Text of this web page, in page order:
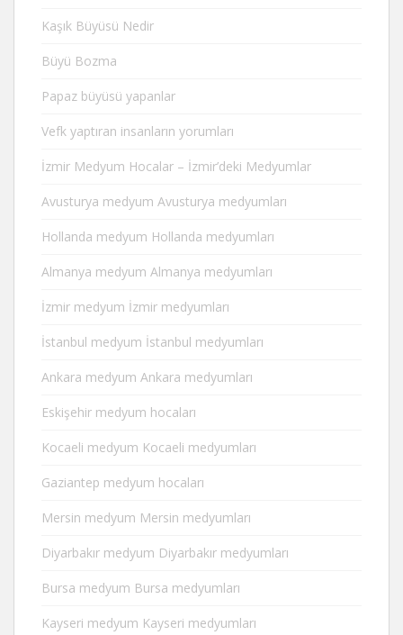
Kaşık Büyüsü Nedir
Büyü Bozma
Papaz büyüsü yapanlar
Vefk yaptıran insanların yorumları
İzmir Medyum Hocalar – İzmir’deki Medyumlar
Avusturya medyum Avusturya medyumları
Hollanda medyum Hollanda medyumları
Almanya medyum Almanya medyumları
İzmir medyum İzmir medyumları
İstanbul medyum İstanbul medyumları
Ankara medyum Ankara medyumları
Eskişehir medyum hocaları
Kocaeli medyum Kocaeli medyumları
Gaziantep medyum hocaları
Mersin medyum Mersin medyumları
Diyarbakır medyum Diyarbakır medyumları
Bursa medyum Bursa medyumları
Kayseri medyum Kayseri medyumları